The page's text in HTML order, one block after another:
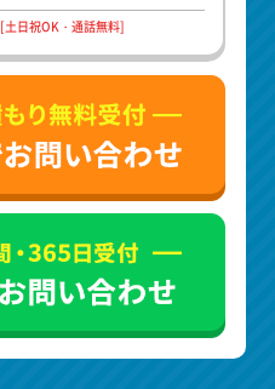
[土日祝OK・通話無料]